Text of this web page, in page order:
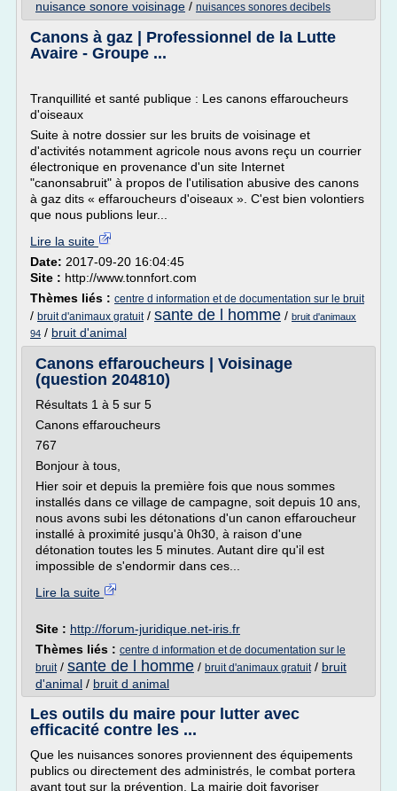
nuisance sonore voisinage / nuisances sonores decibels
Canons à gaz | Professionnel de la Lutte
Avaire - Groupe ...
Tranquillité et santé publique : Les canons effaroucheurs
d'oiseaux
Suite à notre dossier sur les bruits de voisinage et
d'activités notamment agricole nous avons reçu un courrier
électronique en provenance d'un site Internet
"canonsabruit" à propos de l'utilisation abusive des canons
à gaz dits « effaroucheurs d'oiseaux ». C'est bien volontiers
que nous publions leur...
Lire la suite
Date: 2017-09-20 16:04:45
Site : http://www.tonnfort.com
Thèmes liés : centre d information et de documentation sur le bruit
/ bruit d'animaux gratuit/ sante de l homme / bruit d'animaux
94 / bruit d'animal
Canons effaroucheurs | Voisinage
(question 204810)
Résultats 1 à 5 sur 5
Canons effaroucheurs
767
Bonjour à tous,
Hier soir et depuis la première fois que nous sommes
installés dans ce village de campagne, soit depuis 10 ans,
nous avons subi les détonations d'un canon effaroucheur
installé à proximité jusqu'à 0h30, à raison d'une
détonation toutes les 5 minutes. Autant dire qu'il est
impossible de s'endormir dans ces...
Lire la suite
Site : http://forum-juridique.net-iris.fr
Thèmes liés : centre d information et de documentation sur le
bruit/ sante de l homme / bruit d'animaux gratuit/ bruit
d'animal / bruit d animal
Les outils du maire pour lutter avec
efficacité contre les ...
Que les nuisances sonores proviennent des équipements
publics ou directement des administrés, le combat portera
avant tout sur la prévention. La mairie doit favoriser